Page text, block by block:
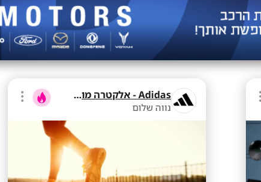
Adidas - אלקטרה מוצרי צריכה
נווה שלום